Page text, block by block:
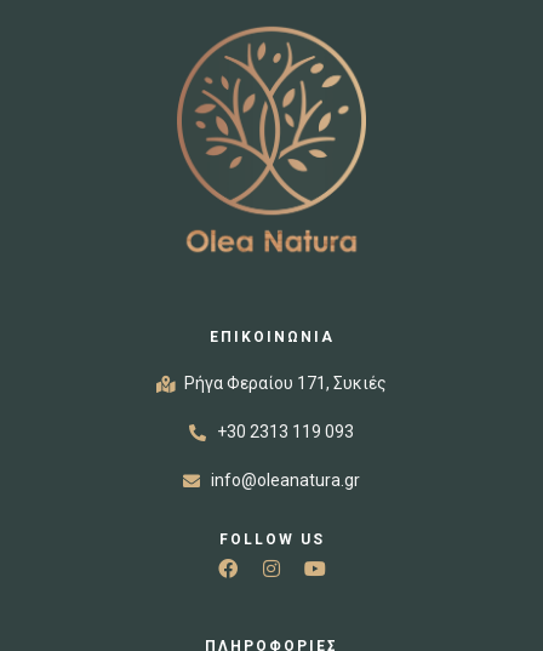
ΕΠΙΚΟΙΝΩΝΙΑ
Ρήγα Φεραίου 171, Συκιές
+30 2313 119 093
info@oleanatura.gr
FOLLOW US
ΠΛΗΡΟΦΟΡΙΕΣ